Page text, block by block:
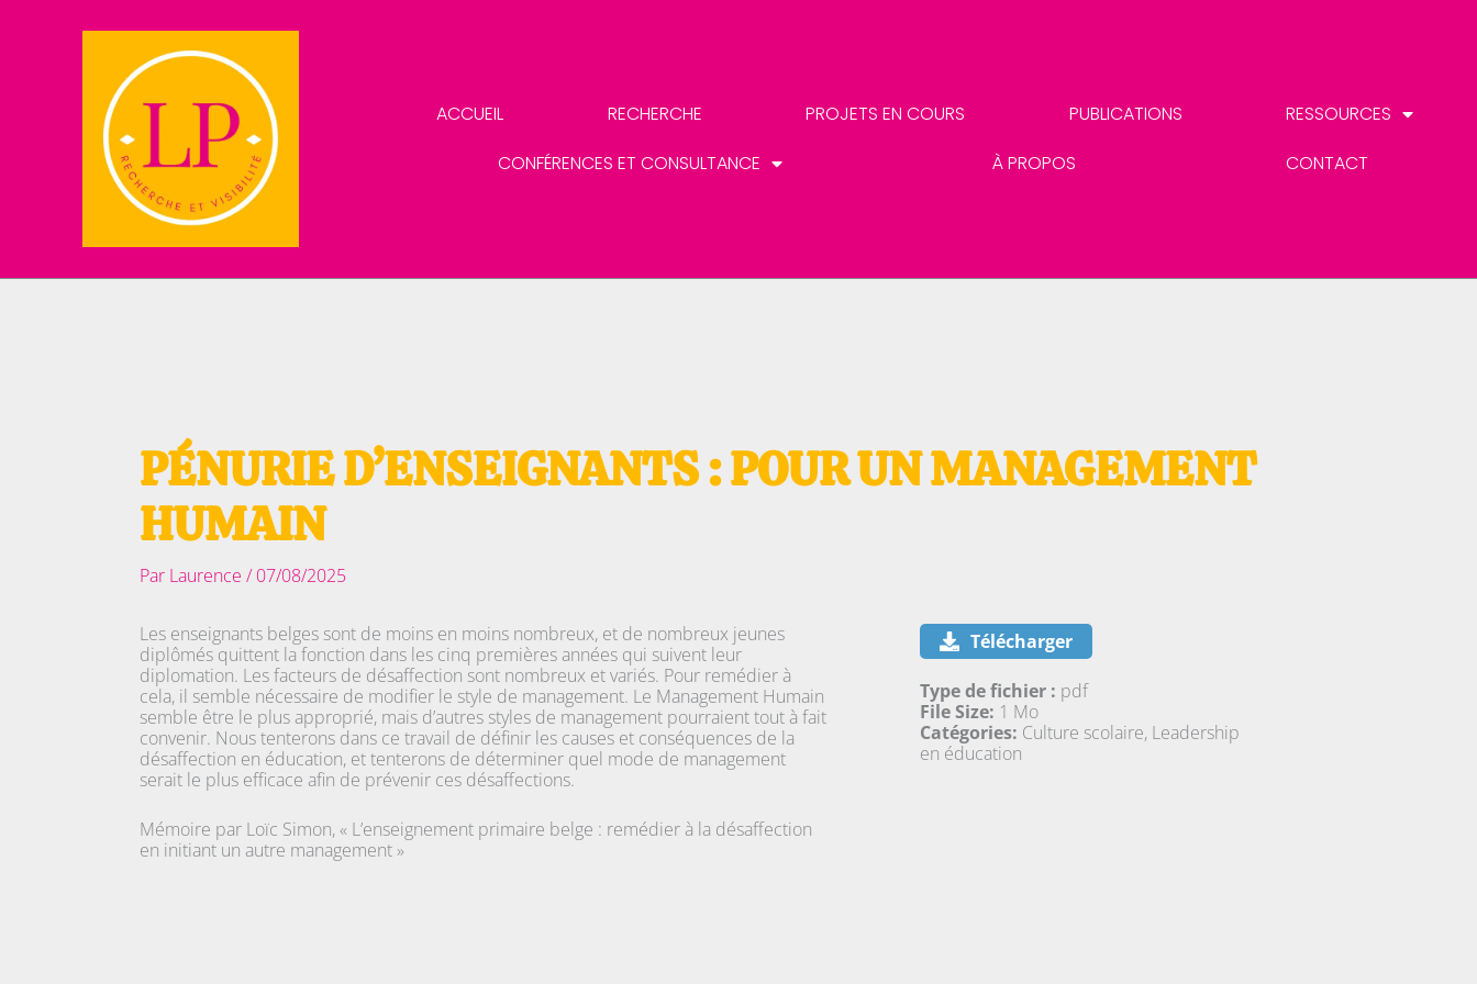
ACCUEIL RECHERCHE PROJETS EN COURS PUBLICATIONS
RESSOURCES
CONFÉRENCES ET CONSULTANCE
À PROPOS CONTACT
PÉNURIE D’ENSEIGNANTS : POUR UN MANAGEMENT
HUMAIN
Par Laurence /07/08/2025
Les enseignants belges sont de moins en moins nombreux, et de nombreux jeunes
diplômés quittent la fonction dans les cinq premières années qui suivent leur
diplomation. Les facteurs de désaffection sont nombreux et variés. Pour remédier à
cela, il semble nécessaire de modifier le style de management. Le Management Humain
semble être le plus approprié, mais d’autres styles de management pourraient tout à fait
convenir. Nous tenterons dans ce travail de définir les causes et conséquences de la
désaffection en éducation, et tenterons de déterminer quel mode de management
serait le plus efficace afin de prévenir ces désaffections.
Mémoire par Loïc Simon, « L’enseignement primaire belge : remédier à la désaffection
en initiant un autre management »
Télécharger
Type de fichier : pdf
File Size: 1 Mo
Catégories: Culture scolaire, Leadership
en éducation